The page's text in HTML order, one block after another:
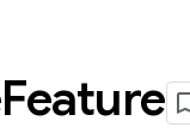
Feature